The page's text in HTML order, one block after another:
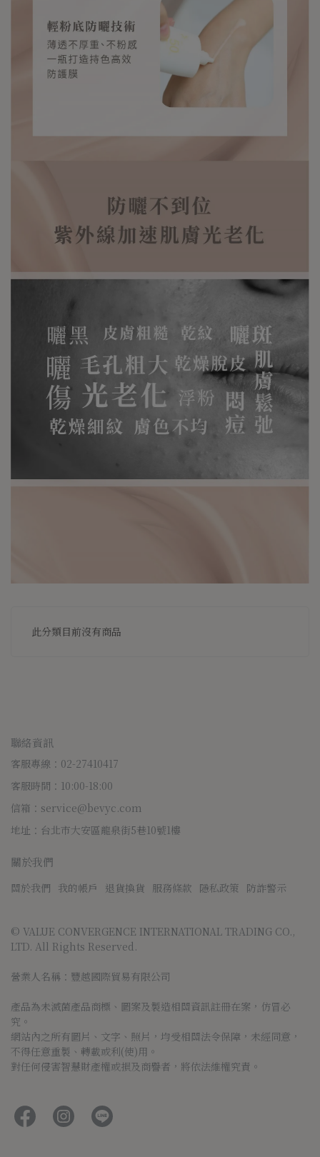
此分類目前沒有商品
聯絡資訊
客服專線：02-27410417
客服時間：10:00-18:00
信箱：service@bevyc.com
地址：台北市大安區龍泉街5巷10號1樓
關於我們
關於我們 我的帳戶 退貨換貨 服務條款 隱私政策 防詐警示
© VALUE CONVERGENCE INTERNATIONAL TRADING CO.,
LTD. All Rights Reserved.
營業人名稱：豐越國際貿易有限公司
產品為未滅菌產品商標、圖案及製造相關資訊註冊在案，仿冒必
究。
網站內之所有圖片、文字、照片，均受相關法令保障，未經同意，
不得任意重製、轉載或利(使)用。
對任何侵害智慧財產權或損及商譽者，將依法維權究責。